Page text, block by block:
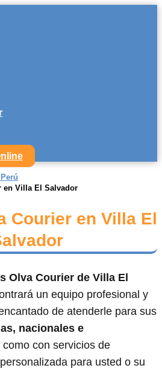
en Villa El Salvador
Courier en Villa El
Olva Courier de Villa El
un equipo profesional y
de atenderle para sus
nacionales e
como con servicios de
para usted o su